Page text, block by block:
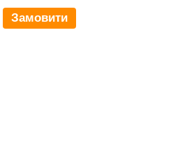
Замовити